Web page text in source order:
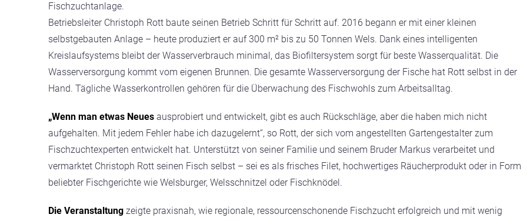
Fischzuchtanlage.
Betriebsleiter Christoph Rott baute seinen Betrieb Schritt für Schritt auf. 2016 begann er mit einer kleinen
selbstgebauten Anlage – heute produziert er auf 300 m² bis zu 50 Tonnen Wels. Dank eines intelligenten
Kreislaufsystems bleibt der Wasserverbrauch minimal, das Biofiltersystem sorgt für beste Wasserqualität. Die
Wasserversorgung kommt vom eigenen Brunnen. Die gesamte Wasserversorgung der Fische hat Rott selbst in der
Hand. Tägliche Wasserkontrollen gehören für die Überwachung des Fisch­wohls zum Arbeitsalltag.
„Wenn man etwas Neues ausprobiert und entwickelt, gibt es auch Rückschläge, aber die haben mich nicht
aufgehalten. Mit jedem Fehler habe ich dazugelernt“, so Rott, der sich vom angestellten Gartengestalter zum
Fischzucht­experten entwickelt hat. Unterstützt von seiner Familie und seinem Bruder Markus verarbeitet und
vermarktet Christoph Rott seinen Fisch selbst – sei es als frisches Filet, hochwertiges Räucherprodukt oder in Form
beliebter Fischgerichte wie Welsburger, Welsschnitzel oder Fischknödel.
Die Veranstaltung zeigte praxisnah, wie regionale, ressourcenschonende Fischzucht erfolgreich und mit wenig